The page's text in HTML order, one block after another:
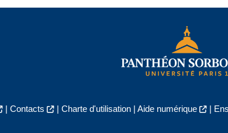
| Contacts | Charte d'utilisation| Aide numérique |